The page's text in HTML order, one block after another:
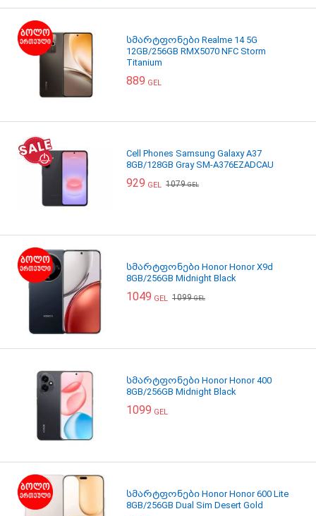
სმარტფონები Realme 14 5G
12GB/256GB RMX5070 NFC Storm
Titanium
889 GEL
Cell Phones Samsung Galaxy A37
8GB/128GB Gray SM-A376EZADCAU
929 GEL 1079GEL
სმარტფონები Honor Honor X9d
8GB/256GB Midnight Black
1049 GEL 1099GEL
სმარტფონები Honor Honor 400
8GB/256GB Midnight Black
1099 GEL
სმარტფონები Honor Honor 600 Lite
8GB/256GB Dual Sim Desert Gold